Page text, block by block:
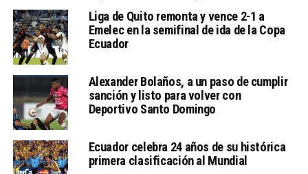
Liga de Quito remonta y vence 2-1 a
Emelec en la semifinal de ida de la Copa
Ecuador
Alexander Bolaños, a un paso de cumplir
sanción y listo para volver con
Deportivo Santo Domingo
Ecuador celebra 24 años de su histórica
primera clasificación al Mundial